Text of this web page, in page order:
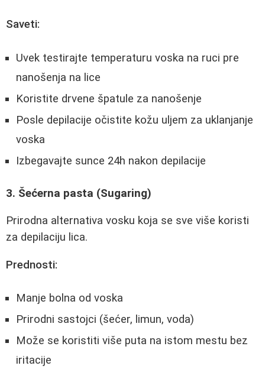
Saveti:
Uvek testirajte temperaturu voska na ruci pre
nanošenja na lice
Koristite drvene špatule za nanošenje
Posle depilacije očistite kožu uljem za uklanjanje
voska
Izbegavajte sunce 24h nakon depilacije
3. Šećerna pasta (Sugaring)
Prirodna alternativa vosku koja se sve više koristi
za depilaciju lica.
Prednosti:
Manje bolna od voska
Prirodni sastojci (šećer, limun, voda)
Može se koristiti više puta na istom mestu bez
iritacije